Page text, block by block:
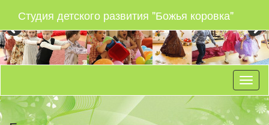
Студия детского развития "Божья коровка"